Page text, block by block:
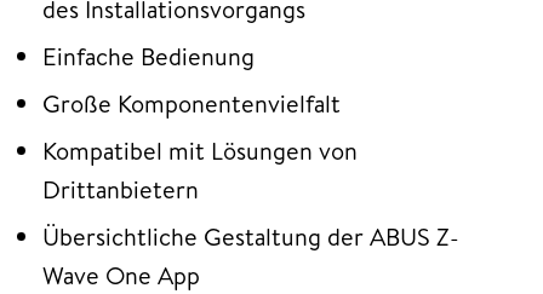
des Installationsvorgangs
Einfache Bedienung
Große Komponentenvielfalt
Kompatibel mit Lösungen von
Drittanbietern
Übersichtliche Gestaltung der ABUS Z-
Wave One App